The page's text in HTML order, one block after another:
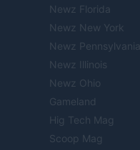
Newz Florida
Newz New York
Newz Pennsylvania
Newz Illinois
Newz Ohio
Gameland
Hig Tech Mag
Scoop Mag